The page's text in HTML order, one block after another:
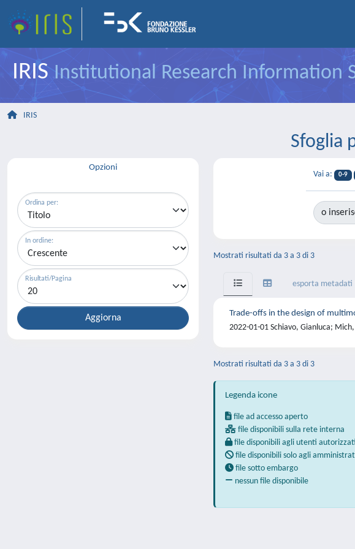
IRISInstitutional Research Information
IRIS
Sfoglia
Opzioni
Ordina per:
In ordine:
Risultati/Pagina
Vai a: 0-9
o
Mostrati risultati da 3 a 3 di 3
esporta metadati
Trade-offs in the design of
2022-01-01 Schiavo, Gianluca;
Mostrati risultati da 3 a 3 di 3
Legenda icone
file ad accesso aperto
file disponibili sulla rete interna
file disponibili agli utenti autorizzati
file disponibili solo agli
file sotto embargo
nessun file disponibile